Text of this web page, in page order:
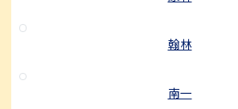
翰林
南一